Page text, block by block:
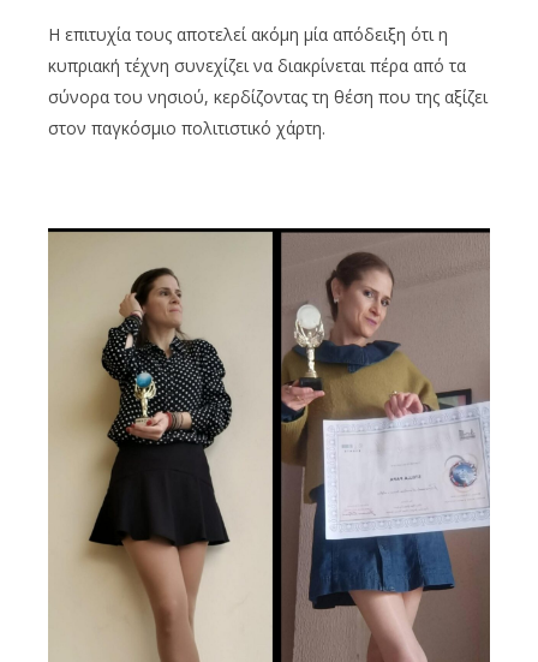
Η επιτυχία τους αποτελεί ακόμη μία απόδειξη ότι η
κυπριακή τέχνη συνεχίζει να διακρίνεται πέρα από τα
σύνορα του νησιού, κερδίζοντας τη θέση που της αξίζει
στον παγκόσμιο πολιτιστικό χάρτη.